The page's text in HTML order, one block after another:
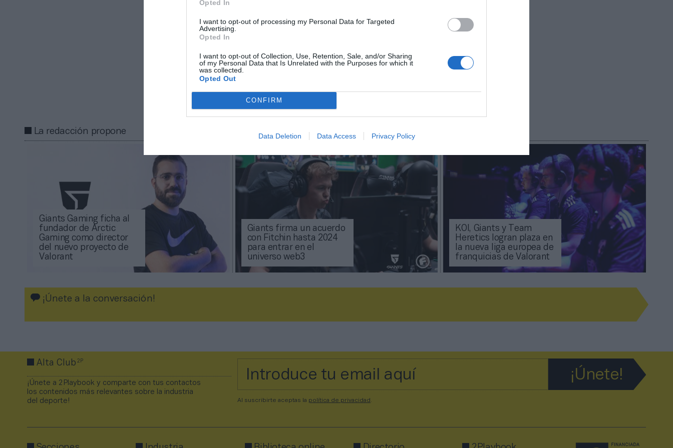
Opted In
I want to opt-out of processing my Personal Data for Targeted
Advertising.
Opted In
I want to opt-out of Collection, Use, Retention, Sale, and/or Sharing
of my Personal Data that Is Unrelated with the Purposes for which it
was collected.
Opted Out
CONFIRM
Data Deletion Data Access Privacy Policy
con la pandemia. De lograrlo, crecería más de un 50% interanual tras
2021 con unos ingresos de 3,5 millonesy lograr volver a beneficios.
Añadir
gratuita
Mantente informado con las últimas noticias de actualidad.
Compartir
Imprimir
La redacción propone
Giants Gaming ficha al
fundador de Arctic
Gaming como director
del nuevo proyecto de
Valorant
Giants firma un acuerdo
con Fitchin hasta 2024
para entrar en el
universo web3
KOI, Giants y Team
Heretics logran plaza en
la nueva liga europea de
franquicias de Valorant
¡Únete a la conversación!
Alta Club2P
¡Únete a 2Playbook y comparte con tus contactos
los contenidos más relevantes sobre la industria
del deporte!
Al suscribirte aceptas la política de privacidad